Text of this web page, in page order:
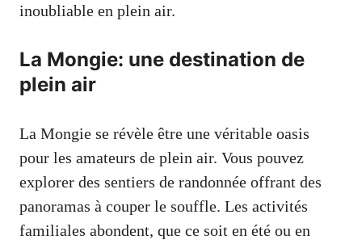
inoubliable en plein air.
La Mongie: une destination de
plein air
La Mongie se révèle être une véritable oasis
pour les amateurs de plein air. Vous pouvez
explorer des sentiers de randonnée offrant des
panoramas à couper le souffle. Les activités
familiales abondent, que ce soit en été ou en